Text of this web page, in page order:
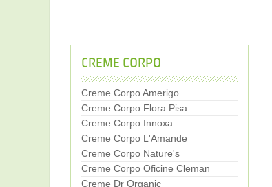
CREME CORPO
Creme Corpo Amerigo
Creme Corpo Flora Pisa
Creme Corpo Innoxa
Creme Corpo L'Amande
Creme Corpo Nature's
Creme Corpo Oficine Cleman
Creme Dr Organic